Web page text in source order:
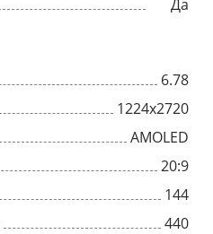
Да
6.78
1224x2720
AMOLED
20:9
144
440